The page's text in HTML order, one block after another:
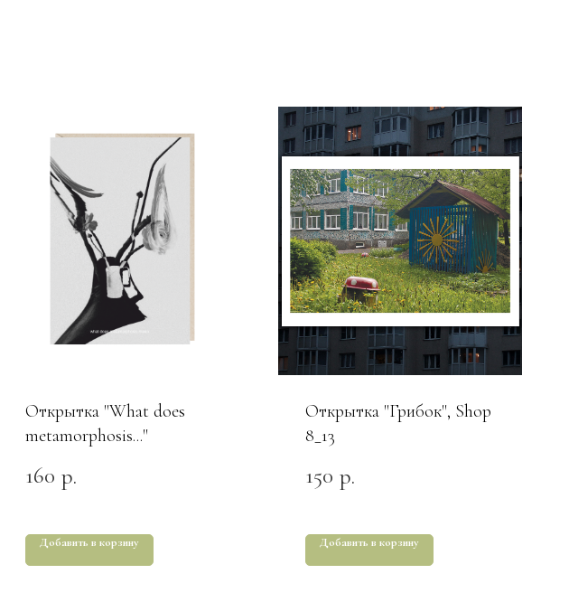
Открытка "What does
metamorphosis..."
160 р.
Добавить в корзину
Открытка "Грибок", Shop
8_13
150 р.
Добавить в корзину